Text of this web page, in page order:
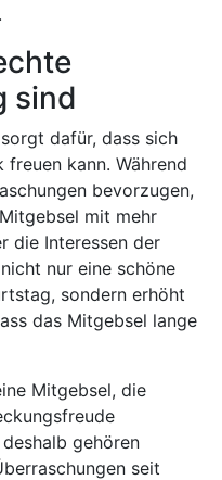
sind
dafür, dass sich
freuen kann. Während
bevorzugen,
mit mehr
die Interessen der
nur eine schöne
sondern erhöht
das Mitgebsel lange
Mitgebsel, die
gehören
seit